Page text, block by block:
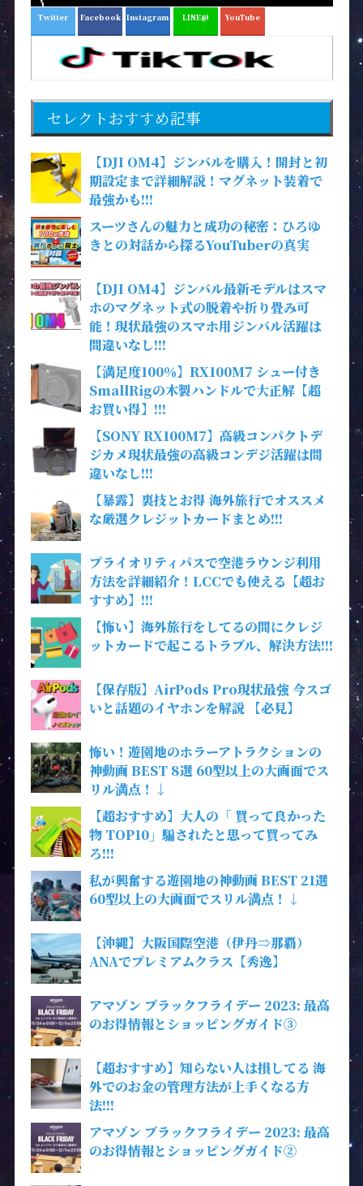
Twitter Facebook Instagram LINE@ YouTube
セレクトおすすめ記事
【DJI OM4】ジンバルを購入！開封と初
期設定まで詳細解説！マグネット装着で
最強かも!!!
スーツさんの魅力と成功の秘密：ひろゆ
きとの対話から探るYouTuberの真実
【DJI OM4】ジンバル最新モデルはスマ
ホのマグネット式の脱着や折り畳み可
能！現状最強のスマホ用ジンバル活躍は
間違いなし!!!
【満足度100％】RX100M7 シュー付き
SmallRigの木製ハンドルで大正解【超
お買い得】!!!
【SONY RX100M7】高級コンパクトデ
ジカメ現状最強の高級コンデジ活躍は間
違いなし!!!
【暴露】裏技とお得 海外旅行でオススメ
な厳選クレジットカードまとめ!!!
プライオリティパスで空港ラウンジ利用
方法を詳細紹介！LCCでも使える【超お
すすめ】!!!
【怖い】海外旅行をしてるの間にクレジ
ットカードで起こるトラブル、解決方法!!!
【保存版】AirPods Pro現状最強 今スゴ
いと話題のイヤホンを解説 【必見】
怖い！遊園地のホラーアトラクションの
神動画 BEST 8選 60型以上の大画面でス
リル満点！↓
【超おすすめ】大人の「 買って良かった
物 TOP10」騙されたと思って買ってみ
ろ!!!
私が興奮する遊園地の神動画 BEST 21選
60型以上の大画面でスリル満点！↓
【沖縄】大阪国際空港（伊丹⇒那覇）
ANAでプレミアムクラス【秀逸】
アマゾン ブラックフライデー 2023: 最高
のお得情報とショッピングガイド③
【超おすすめ】知らない人は損してる 海
外でのお金の管理方法が上手くなる方
法!!!
アマゾン ブラックフライデー 2023: 最高
のお得情報とショッピングガイド②